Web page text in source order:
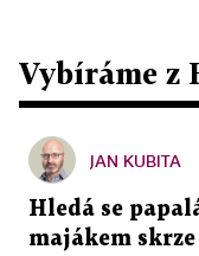
Vybíráme z
JAN KUBITA
Hledá se
majákem